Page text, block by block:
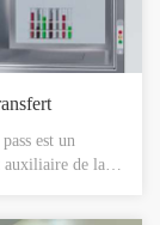
de soudage
propre Pipeline.
est un
auxiliaire de la